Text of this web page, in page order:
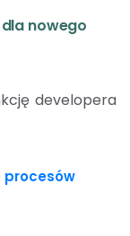
nowego
developera
procesów